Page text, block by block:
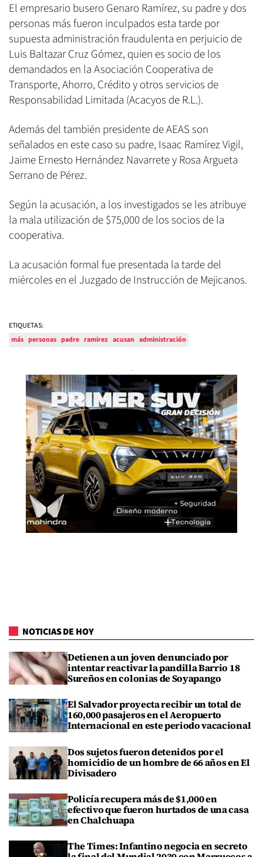
El empresario busero Genaro Ramírez, su padre y dos
personas más fueron inculpados esta tarde por
supuesta administración fraudulenta en perjuicio de
Luis Baltazar Cruz Gómez, quien es socio de los
demandados en la Asociación Cooperativa de
Transporte, Ahorro, Crédito y otros servicios de
Responsabilidad Limitada (Acacyos de R.L.).
Además del también presidente de AEAS son
señalados en este caso su padre, Isaac Ramírez Vigil,
Jaime Ernesto Hernández Navarrete y Rosa Argueta
Serrano de Pérez.
Según la acusación, a los investigados se les atribuye
la mala utilización de $75,000 de los socios de la
cooperativa.
La acusación formal fue presentada la tarde del
miércoles en el Juzgado de Instrucción de Mejicanos.
ETIQUETAS:
más personas padre ramirez acusan administración
NOTICIAS DE HOY
Detienen a un joven denunciado por
intentar reactivar la pandilla Barrio 18
Sureños en colonias de Soyapango
El Salvador proyecta recibir un total de
160,000 pasajeros en el Aeropuerto
Internacional en este periodo vacacional
Dos sujetos fueron detenidos por el
homicidio de un hombre de 66 años en El
Divisadero
Policía recupera más de $1,000 en
efectivo que fueron hurtados de una casa
en Chalchuapa
The Times: Infantino negocia en secreto